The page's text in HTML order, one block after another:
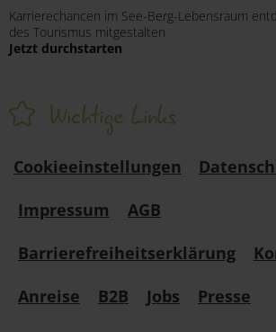
Karrierechancen im See-Berg-Lebensraum
des Tourismus mitgestalten
Jetzt durchstarten
Wichtige Links
Cookieeinstellungen
Impressum
AGB
Barrierefreiheitserklärung
Anreise
B2B Jobs Presse